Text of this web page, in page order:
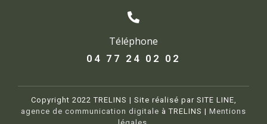
Téléphone
04 77 24 02 02
Copyright 2022 TRELINS | Site réalisé par SITE LINE,
agence de communication digitale à TRELINS | Mentions